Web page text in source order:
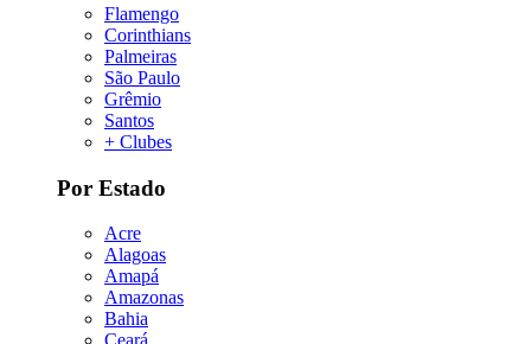
Flamengo
Corinthians
Palmeiras
São Paulo
Grêmio
Santos
+ Clubes
Por Estado
Acre
Alagoas
Amapá
Amazonas
Bahia